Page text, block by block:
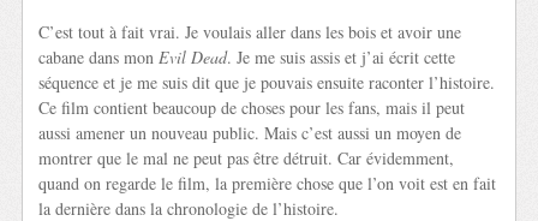
C’est tout à fait vrai. Je voulais aller dans les bois et avoir une
cabane dans mon Evil Dead. Je me suis assis et j’ai écrit cette
séquence et je me suis dit que je pouvais ensuite raconter l’histoire.
Ce film contient beaucoup de choses pour les fans, mais il peut
aussi amener un nouveau public. Mais c’est aussi un moyen de
montrer que le mal ne peut pas être détruit. Car évidemment,
quand on regarde le film, la première chose que l’on voit est en fait
la dernière dans la chronologie de l’histoire.